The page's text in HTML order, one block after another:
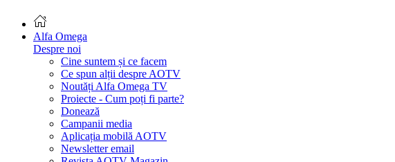
Alfa Omega
Despre noi
Cine suntem și ce facem
Ce spun alții despre AOTV
Noutăți Alfa Omega TV
Proiecte - Cum poți fi parte?
Donează
Campanii media
Aplicația mobilă AOTV
Newsletter email